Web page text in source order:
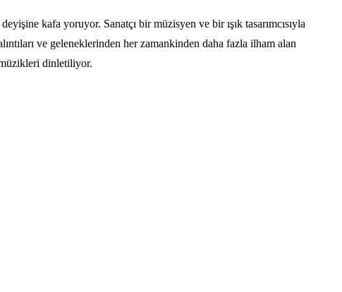
kafa yoruyor. Sanatçı bir müzisyen ve bir ışık tasarımcısıyla
ve geleneklerinden her zamankinden daha fazla ilham alan
dinletiliyor.